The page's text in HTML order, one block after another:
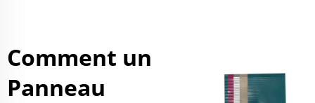
Comment un
Panneau